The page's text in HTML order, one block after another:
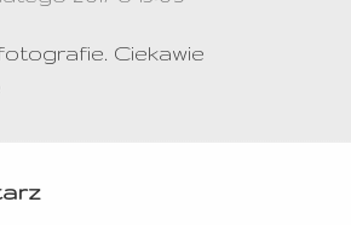
Ciekawie